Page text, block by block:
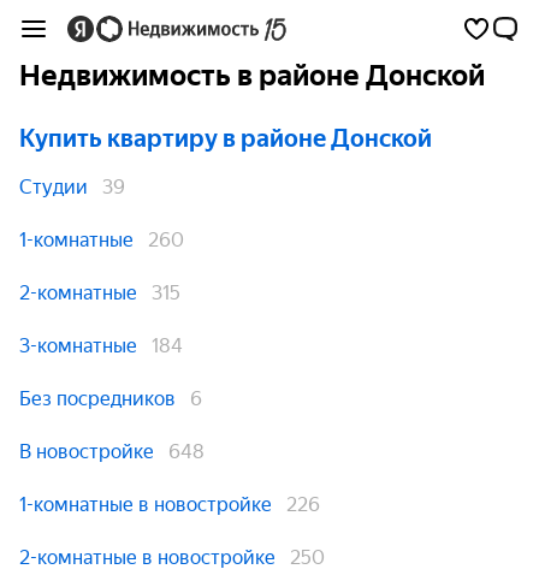
Недвижимость в районе Донской
Купить квартиру в районе Донской
Студии 39
1-комнатные 260
2-комнатные 315
3-комнатные 184
Без посредников 6
В новостройке 648
1-комнатные в новостройке 226
2-комнатные в новостройке 250